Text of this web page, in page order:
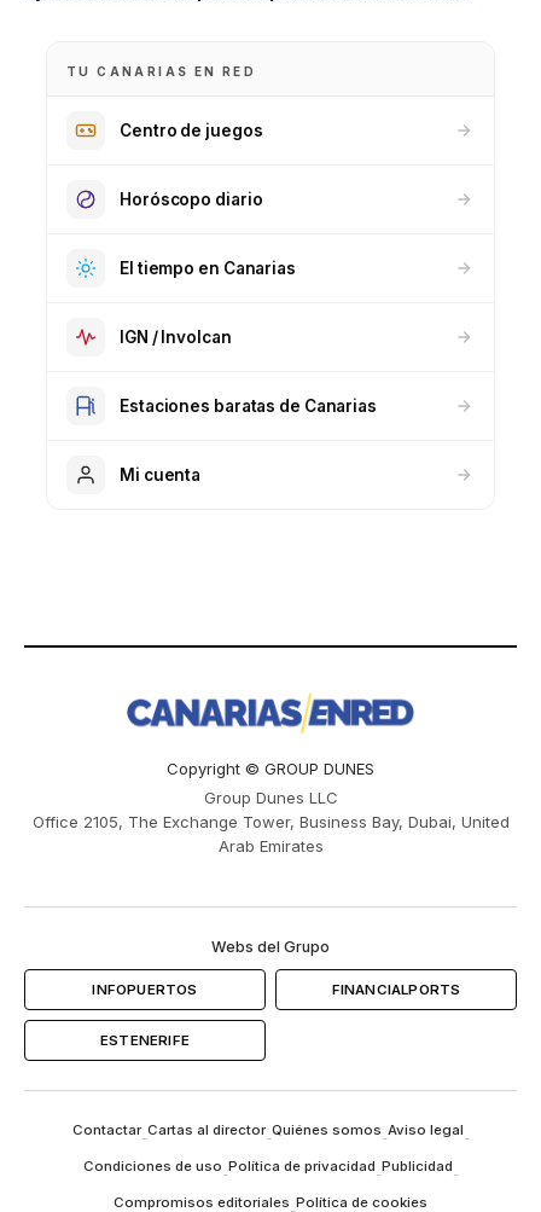
TU CANARIAS EN RED
Centro de juegos
Horóscopo diario
El tiempo en Canarias
IGN / Involcan
Estaciones baratas de Canarias
Mi cuenta
Copyright © GROUP DUNES
Group Dunes LLC
Office 2105, The Exchange Tower, Business Bay, Dubai, United
Arab Emirates
Webs del Grupo
INFOPUERTOS FINANCIALPORTS
ESTENERIFE
Contactar-Cartas al director-Quiénes somos-Aviso legal-
Condiciones de uso-Política de privacidad-Publicidad-
Compromisos editoriales Política de cookies